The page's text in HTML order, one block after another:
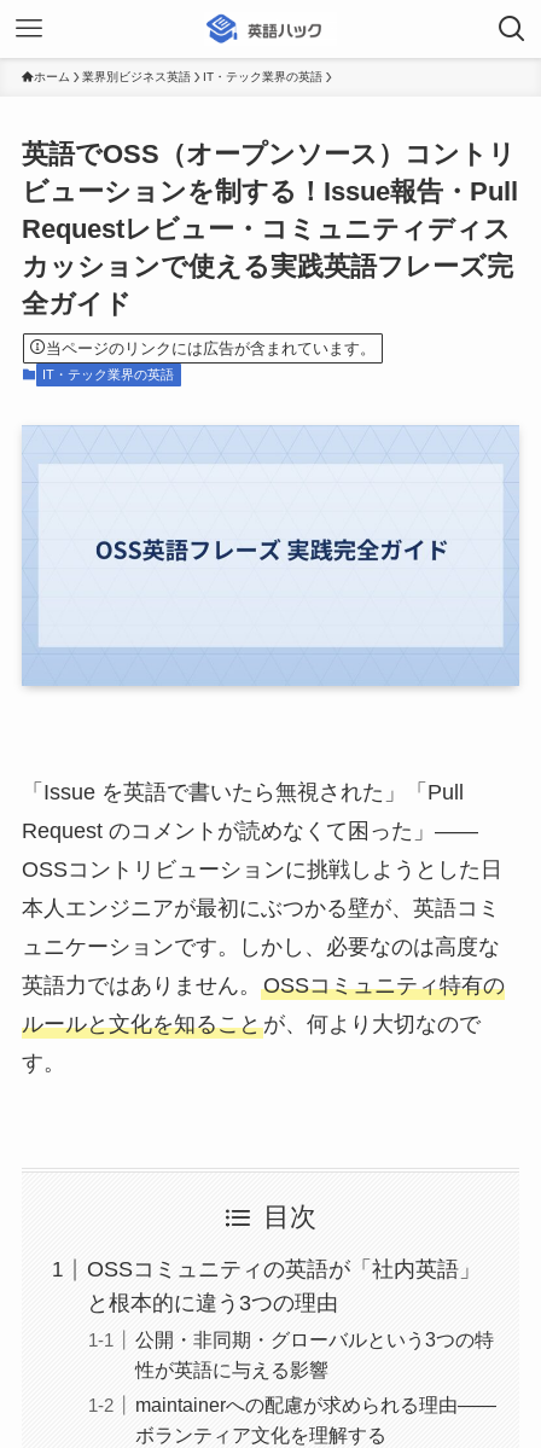
ホーム 業界別ビジネス英語 IT・テック業界の英語
英語でOSS（オープンソース）コントリ
ビューションを制する！Issue報告・Pull
Requestレビュー・コミュニティディス
カッションで使える実践英語フレーズ完
全ガイド
当ページのリンクには広告が含まれています。
IT・テック業界の英語
「Issue を英語で書いたら無視された」「Pull
Request のコメントが読めなくて困った」——
OSSコントリビューションに挑戦しようとした日
本人エンジニアが最初にぶつかる壁が、英語コミ
ュニケーションです。しかし、必要なのは高度な
英語力ではありません。 OSSコミュニティ特有の
ルールと文化を知ることが、何より大切なので
す。
目次
OSSコミュニティの英語が「社内英語」
と根本的に違う3つの理由
公開・非同期・グローバルという3つの特
性が英語に与える影響
maintainerへの配慮が求められる理由——
ボランティア文化を理解する